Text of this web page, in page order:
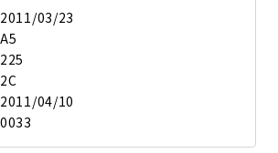
2011/03/23
A5
225
2C
2011/04/10
0033